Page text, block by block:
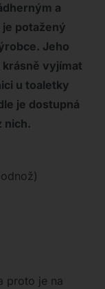
a
potažený
Jeho
vyjímat
u toaletky
je dostupná
nich.
proto je na